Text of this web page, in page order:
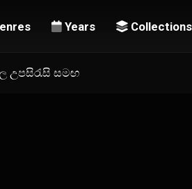
Years Collections
උපසිරැසි සමඟ